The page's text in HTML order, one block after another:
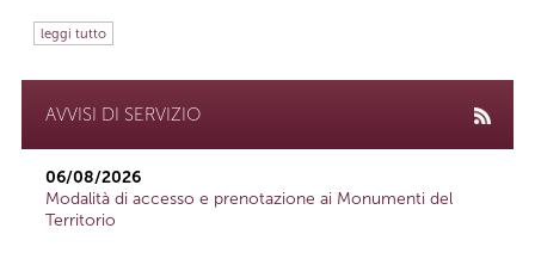
leggi tutto
AVVISI DI SERVIZIO
06/08/2026
Modalità di accesso e prenotazione ai Monumenti del
Territorio